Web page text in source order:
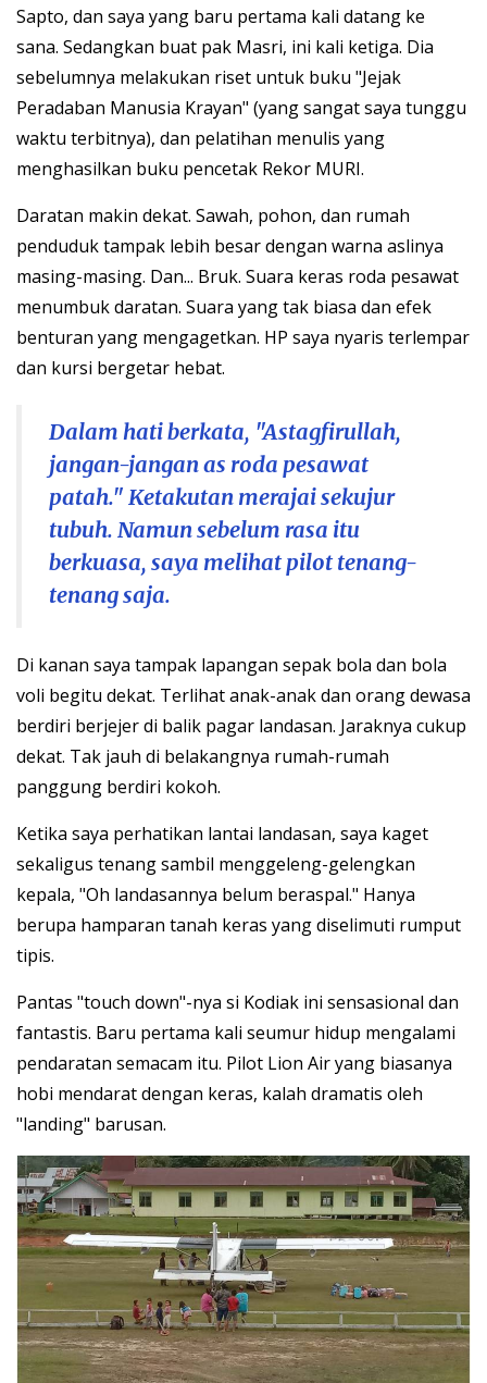
Sapto, dan saya yang baru pertama kali datang ke
sana. Sedangkan buat pak Masri, ini kali ketiga. Dia
sebelumnya melakukan riset untuk buku "Jejak
Peradaban Manusia Krayan" (yang sangat saya tunggu
waktu terbitnya), dan pelatihan menulis yang
menghasilkan buku pencetak Rekor MURI.
Daratan makin dekat. Sawah, pohon, dan rumah
penduduk tampak lebih besar dengan warna aslinya
masing-masing. Dan... Bruk. Suara keras roda pesawat
menumbuk daratan. Suara yang tak biasa dan efek
benturan yang mengagetkan. HP saya nyaris terlempar
dan kursi bergetar hebat.
Dalam hati berkata, "Astagfirullah,
jangan-jangan as roda pesawat
patah." Ketakutan merajai sekujur
tubuh. Namun sebelum rasa itu
berkuasa, saya melihat pilot tenang-
tenang saja.
Di kanan saya tampak lapangan sepak bola dan bola
voli begitu dekat. Terlihat anak-anak dan orang dewasa
berdiri berjejer di balik pagar landasan. Jaraknya cukup
dekat. Tak jauh di belakangnya rumah-rumah
panggung berdiri kokoh.
Ketika saya perhatikan lantai landasan, saya kaget
sekaligus tenang sambil menggeleng-gelengkan
kepala, "Oh landasannya belum beraspal." Hanya
berupa hamparan tanah keras yang diselimuti rumput
tipis.
Pantas "touch down"-nya si Kodiak ini sensasional dan
fantastis. Baru pertama kali seumur hidup mengalami
pendaratan semacam itu. Pilot Lion Air yang biasanya
hobi mendarat dengan keras, kalah dramatis oleh
"landing" barusan.